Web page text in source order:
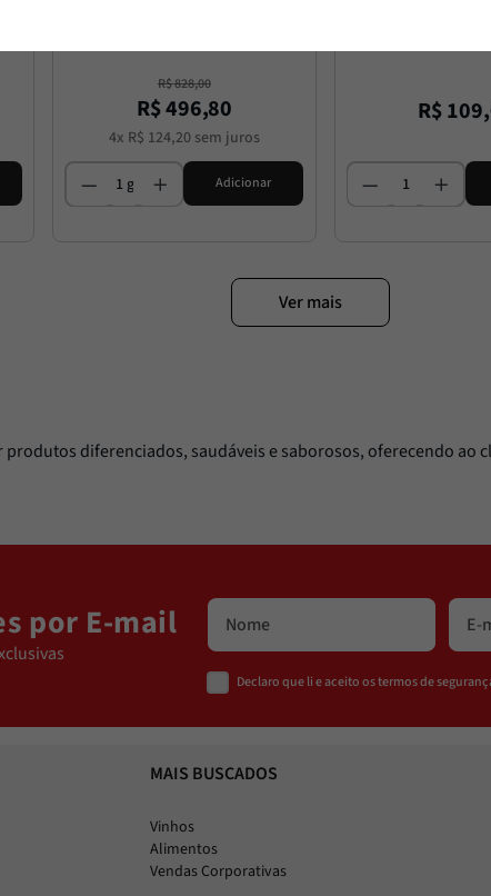
R$828,00
R$496,80
4x R$ 124,20sem juros
Adicionar
R$109,
diferenciados, saudáveis e saborosos, oferecendo
por E-mail
Declaro que li e aceito os termos de
MAIS BUSCADOS
Vinhos
Alimentos
Vendas Corporativas